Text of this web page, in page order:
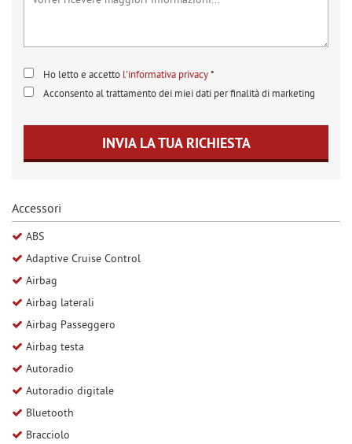
Ho letto e accetto l'informativa privacy*
Acconsento al trattamento dei miei dati per finalità di marketing
INVIA LA TUA RICHIESTA
Accessori
ABS
Adaptive Cruise Control
Airbag
Airbag laterali
Airbag Passeggero
Airbag testa
Autoradio
Autoradio digitale
Bluetooth
Bracciolo
Cookie analitici
Cookie di marketing
Leggi
impostazioni